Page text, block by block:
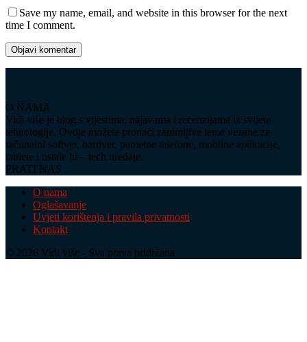
Save my name, email, and website in this browser for the next
time I comment.
O NAMA
Vidi više je blog s vijestima, najavama i recenzijama iz svijeta
tehnologije. Ovdje možete pronaći zanimljive teme vezane za
računalni softver, hardver, pametne telefone, mobilne aplikacije,
tablete i ostale hi – tech uređaje.
PRATI NAS
O nama
Oglašavanje
Uvjeti korištenja i pravila privatnosti
Kontakt
© 2026 Vidi više - Sva prava pridržana